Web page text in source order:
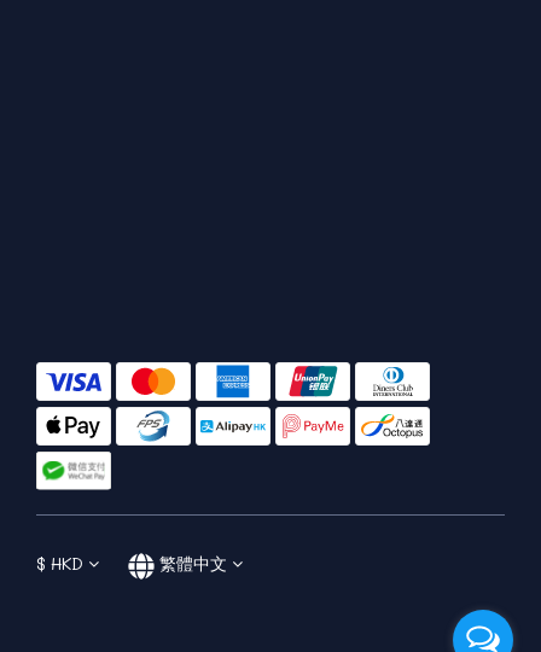
$ HKD 繁體中文